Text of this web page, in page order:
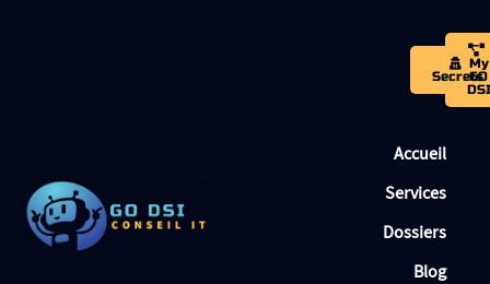
Secrets
My
GO
DSI
Accueil
Services
Dossiers
Blog